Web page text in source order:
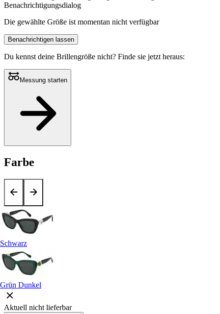
Benachrichtigungsdialog
Die gewählte Größe ist momentan nicht verfügbar
Benachrichtigen lassen
Du kennst deine Brillengröße nicht? Finde sie jetzt heraus:
Messung starten
Farbe
Schwarz
Grün Dunkel
Aktuell nicht lieferbar